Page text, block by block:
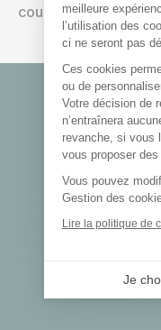
courant.
Alterna
meilleure
l’utilisation des
ci ne seront pas
Ces cookies
ou de
Votre décision de
n’entraînera
revanche, si vous
vous proposer
Vous pouvez
Gestion des
Lire la politique de
Je